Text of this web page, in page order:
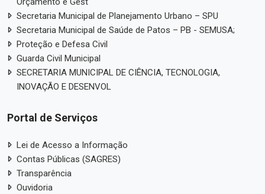
Secretaria Municipal de Planejamento Urbano – SPU
Secretaria Municipal de Saúde de Patos – PB - SEMUSA;
Proteção e Defesa Civil
Guarda Civil Municipal
SECRETARIA MUNICIPAL DE CIÊNCIA, TECNOLOGIA,
INOVAÇÃO E DESENVOL
Portal de Serviços
Lei de Acesso a Informação
Contas Públicas (SAGRES)
Transparência
Ouvidoria